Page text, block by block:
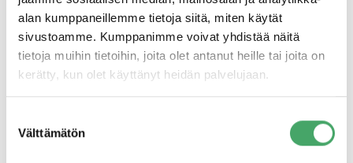
alan kumppaneillemme tietoja siitä, miten käytät
sivustoamme. Kumppanimme voivat yhdistää näitä
tietoja muihin tietoihin, joita olet antanut heille tai joita on
kerätty, kun olet käyttänyt heidän palvelujaan.
valinta
Välttämätön
Puuha Group on määrätietoisesti kehittänyt toimintaansa
usean vuodenajan haastavassa markkinassa. Rakentamisen
pitkittynyt laskusuhdanne, kuntien tiukka taloustilanne
sekä yleisesti heikko taloussykli ovat edellyttäneet yhtiön
positiivisesti yhtiön asemassa markkinassa.